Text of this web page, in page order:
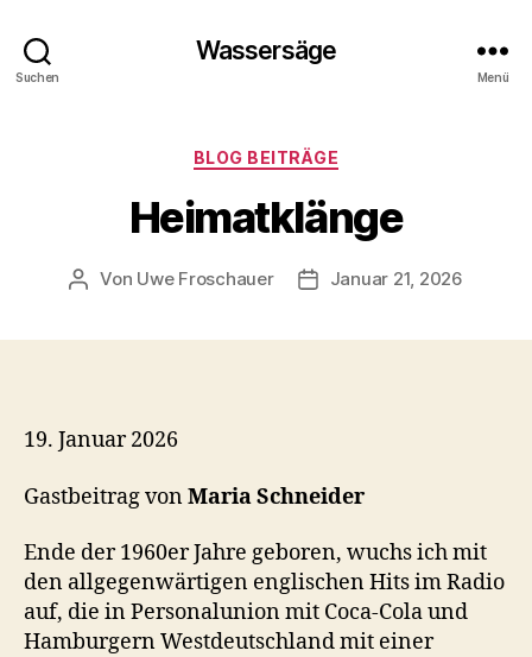
Suchen
Wassersäge
Menü
Kategorien
BLOG BEITRÄGE
Heimatklänge
Beitragsautor
Von Uwe Froschauer Beitragsdatum
Januar 21, 2026
19. Januar 2026
Gastbeitrag vonMaria Schneider
Ende der 1960er Jahre geboren, wuchs ich mit
den allgegenwärtigen englischen Hits im Radio
auf, die in Personalunion mit Coca-Cola und
Hamburgern Westdeutschland mit einer